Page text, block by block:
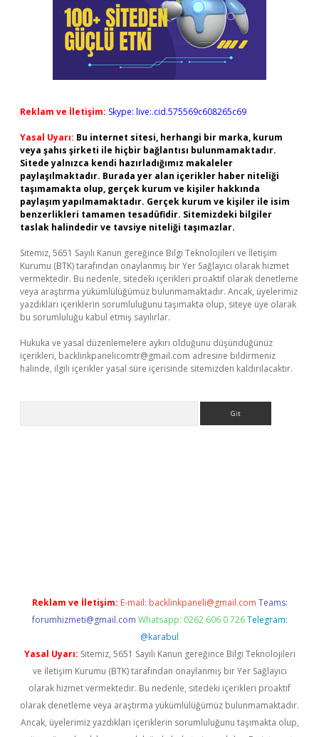
Reklam ve İletişim: Skype: live:.cid.575569c608265c69
Yasal Uyarı: Bu internet sitesi, herhangi bir marka, kurum
veya şahıs şirketi ile hiçbir bağlantısı bulunmamaktadır.
Sitede yalnızca kendi hazırladığımız makaleler
paylaşılmaktadır. Burada yer alan içerikler haber niteliği
taşımamakta olup, gerçek kurum ve kişiler hakkında
paylaşım yapılmamaktadır. Gerçek kurum ve kişiler ile isim
benzerlikleri tamamen tesadüfidir. Sitemizdeki bilgiler
taslak halindedir ve tavsiye niteliği taşımazlar.
Sitemiz, 5651 Sayılı Kanun gereğince Bilgi Teknolojileri ve İletişim
Kurumu (BTK) tarafından onaylanmış bir Yer Sağlayıcı olarak hizmet
vermektedir. Bu nedenle, sitedeki içerikleri proaktif olarak denetleme
veya araştırma yükümlülüğümüz bulunmamaktadır. Ancak, üyelerimiz
yazdıkları içeriklerin sorumluluğunu taşımakta olup, siteye üye olarak
bu sorumluluğu kabul etmiş sayılırlar.
Hukuka ve yasal düzenlemelere aykırı olduğunu düşündüğünüz
içerikleri, backlinkpanelicomtr@gmail.com adresine bildirmeniz
halinde, ilgili içerikler yasal süre içerisinde sitemizden kaldırılacaktır.
Reklam ve İletişim: E-mail: backlinkpaneli@gmail.com Teams:
forumhizmeti@gmail.com Whatsapp: 0262 606 0 726 Telegram:
@karabul
Yasal Uyarı: Sitemiz, 5651 Sayılı Kanun gereğince Bilgi Teknolojileri
ve İletişim Kurumu (BTK) tarafından onaylanmış bir Yer Sağlayıcı
olarak hizmet vermektedir. Bu nedenle, sitedeki içerikleri proaktif
olarak denetleme veya araştırma yükümlülüğümüz bulunmamaktadır.
Ancak, üyelerimiz yazdıkları içeriklerin sorumluluğunu taşımakta olup,